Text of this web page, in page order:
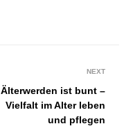
NEXT
Älterwerden ist bunt –
Vielfalt im Alter leben
und pflegen